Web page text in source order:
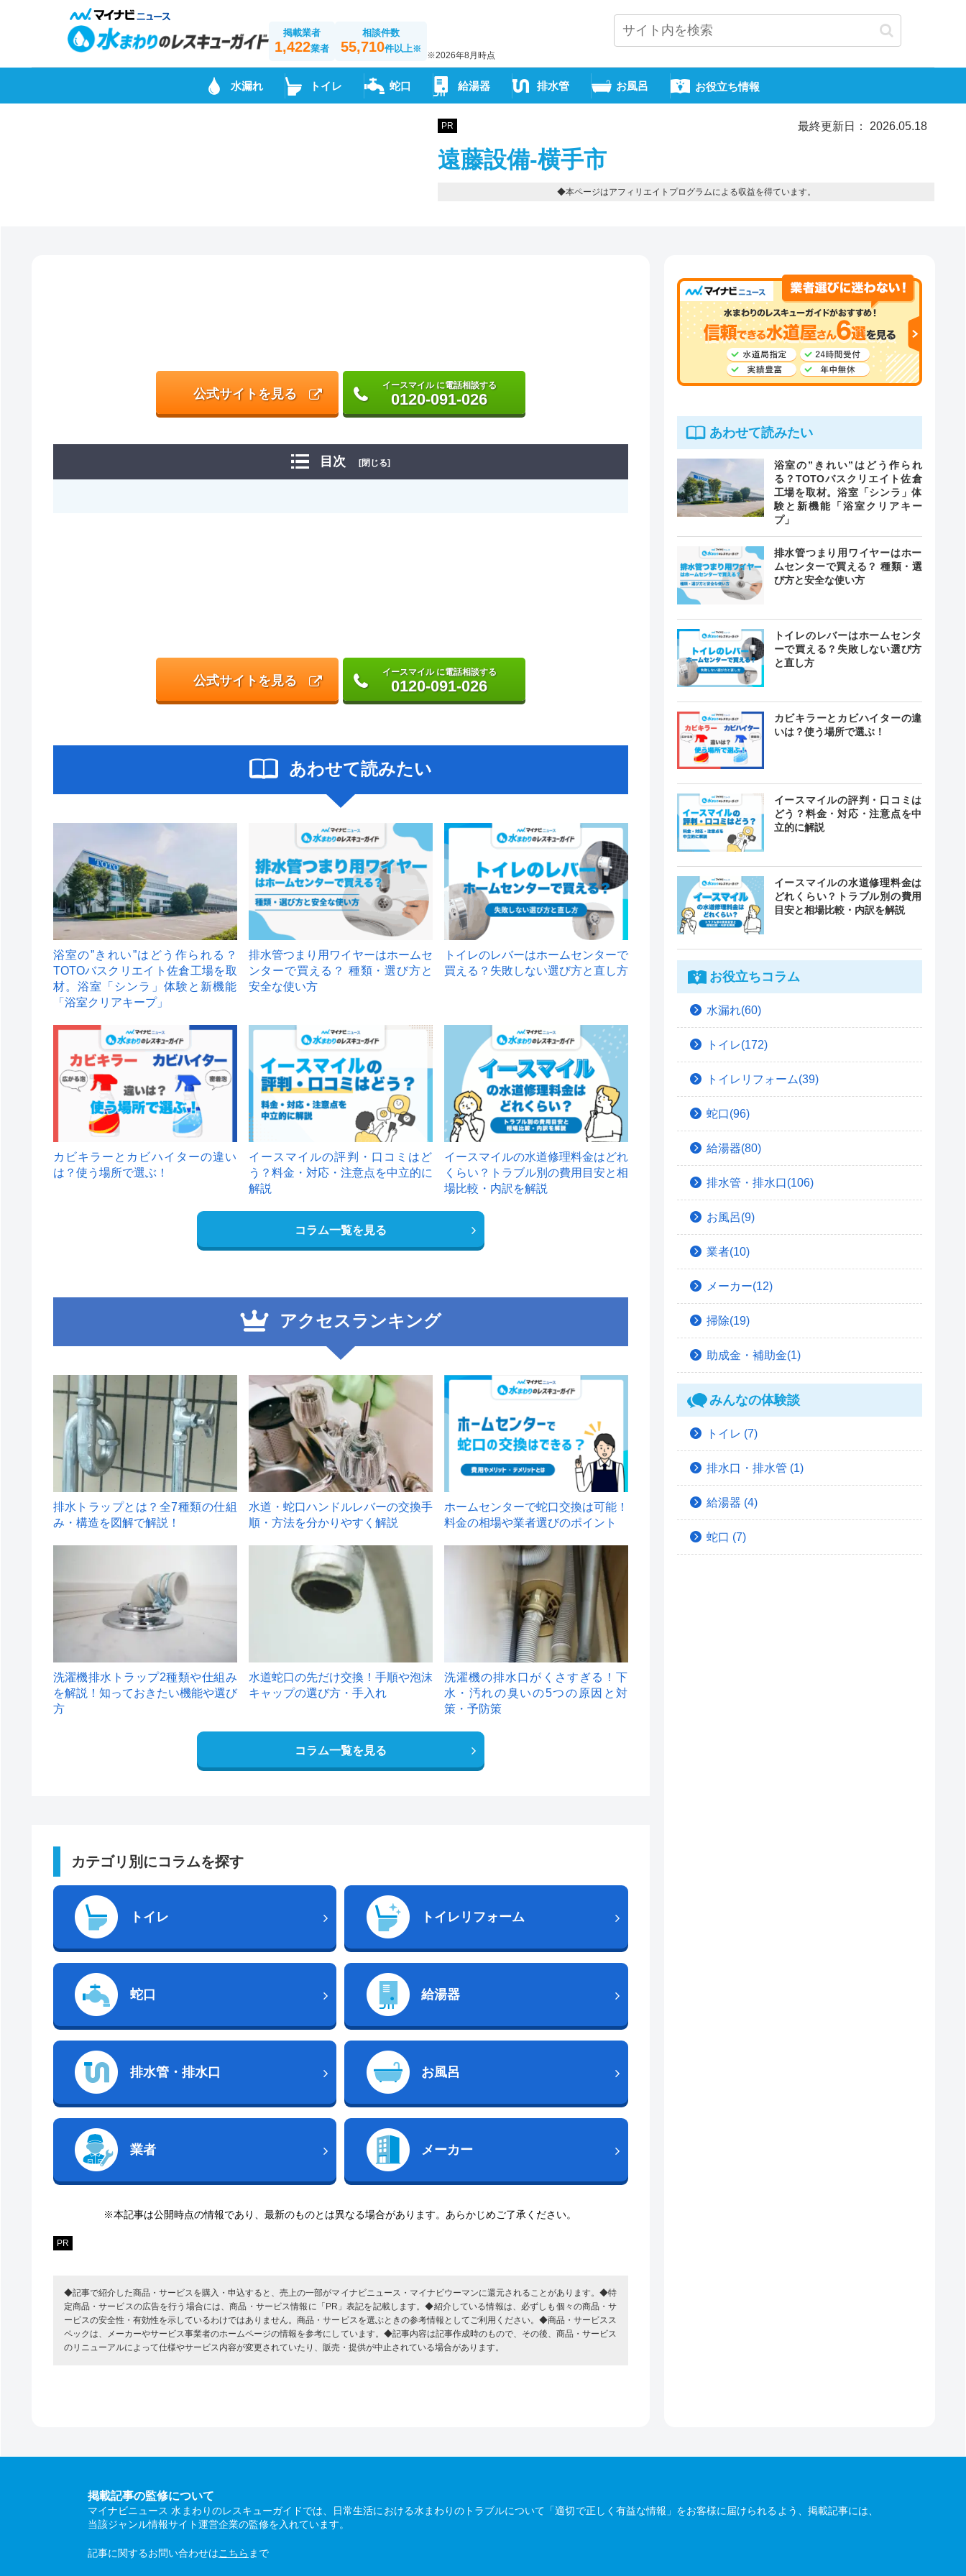
掲載業者
1,422業者
相談件数
55,710件以上※
※2026年8月時点
水漏れ トイレ 蛇口 給湯器 排水管 お風呂 お役立ち情報
PR 最終更新日： 2026.05.18
遠藤設備-横手市
◆本ページはアフィリエイトプログラムによる収益を得ています。
公式サイトを見る
イースマイル に電話相談する
0120-091-026
目次 [閉じる]
公式サイトを見る
イースマイル に電話相談する
0120-091-026
あわせて読みたい
浴室の”きれい”はどう作られる？
TOTOバスクリエイト佐倉工場を取
材。浴室「シンラ」体験と新機能
「浴室クリアキープ」
排水管つまり用ワイヤーはホームセ
ンターで買える？ 種類・選び方と
安全な使い方
トイレのレバーはホームセンターで
買える？失敗しない選び方と直し方
カビキラーとカビハイターの違い
は？使う場所で選ぶ！
イースマイルの評判・口コミはど
う？料金・対応・注意点を中立的に
解説
イースマイルの水道修理料金はどれ
くらい？トラブル別の費用目安と相
場比較・内訳を解説
コラム一覧を見る
アクセスランキング
1
排水トラップとは？全7種類の仕組
み・構造を図解で解説！
2
水道・蛇口ハンドルレバーの交換手
順・方法を分かりやすく解説
ホームセンターで蛇口交換は可能！
料金の相場や業者選びのポイント
洗濯機排水トラップ2種類や仕組み
を解説！知っておきたい機能や選び
方
水道蛇口の先だけ交換！手順や泡沫
キャップの選び方・手入れ
洗濯機の排水口がくさすぎる！下
水・汚れの臭いの5つの原因と対
策・予防策
コラム一覧を見る
カテゴリ別にコラムを探す
トイレ トイレリフォーム
蛇口 給湯器
排水管・排水口 お風呂
業者 メーカー
※本記事は公開時点の情報であり、最新のものとは異なる場合があります。あらかじめご了承ください。
PR
◆記事で紹介した商品・サービスを購入・申込すると、売上の一部がマイナビニュース・マイナビウーマンに還元されることがあります。◆特
定商品・サービスの広告を行う場合には、商品・サービス情報に「PR」表記を記載します。◆紹介している情報は、必ずしも個々の商品・サ
ービスの安全性・有効性を示しているわけではありません。商品・サービスを選ぶときの参考情報としてご利用ください。◆商品・サービスス
ペックは、メーカーやサービス事業者のホームページの情報を参考にしています。◆記事内容は記事作成時のもので、その後、商品・サービス
のリニューアルによって仕様やサービス内容が変更されていたり、販売・提供が中止されている場合があります。
あわせて読みたい
浴室の”きれい”はどう作られ
る？TOTOバスクリエイト佐倉
工場を取材。浴室「シンラ」体
験と新機能「浴室クリアキー
プ」
排水管つまり用ワイヤーはホー
ムセンターで買える？ 種類・選
び方と安全な使い方
トイレのレバーはホームセンタ
ーで買える？失敗しない選び方
と直し方
カビキラーとカビハイターの違
いは？使う場所で選ぶ！
イースマイルの評判・口コミは
どう？料金・対応・注意点を中
立的に解説
イースマイルの水道修理料金は
どれくらい？トラブル別の費用
目安と相場比較・内訳を解説
お役立ちコラム
水漏れ(60)
トイレ(172)
トイレリフォーム(39)
蛇口(96)
給湯器(80)
排水管・排水口(106)
お風呂(9)
業者(10)
メーカー(12)
掃除(19)
助成金・補助金(1)
みんなの体験談
トイレ (7)
排水口・排水管 (1)
給湯器 (4)
蛇口 (7)
掲載記事の監修について
マイナビニュース 水まわりのレスキューガイドでは、日常生活における水まわりのトラブルについて「適切で正しく有益な情報」をお客様に届けられるよう、掲載記事には、
当該ジャンル情報サイト運営企業の監修を入れています。
記事に関するお問い合わせはこちら まで